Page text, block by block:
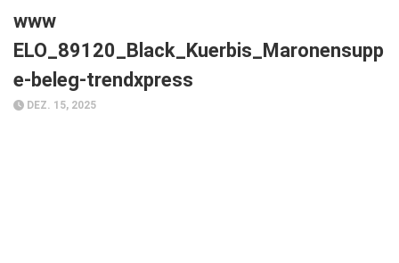
Top Gesundheitsforum Dresden / Ostsachsen
Mediadaten
Events
Geschäft
www
ELO_89120_Black_Kuerbis_Maronensupp
e-beleg-trendxpress
DEZ. 15, 2025